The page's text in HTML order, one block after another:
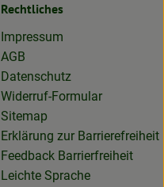
Rechtliches
Impressum
AGB
Datenschutz
Widerruf-Formular
Sitemap
Erklärung zur Barrierefreiheit
Feedback Barrierfreiheit
Leichte Sprache